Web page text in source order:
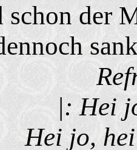
der
|: Hei
Hei jo,